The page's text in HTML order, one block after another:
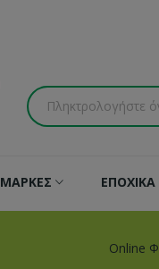
ΜΑΡΚΕΣ ΕΠΟΧΙΚΑ
Online